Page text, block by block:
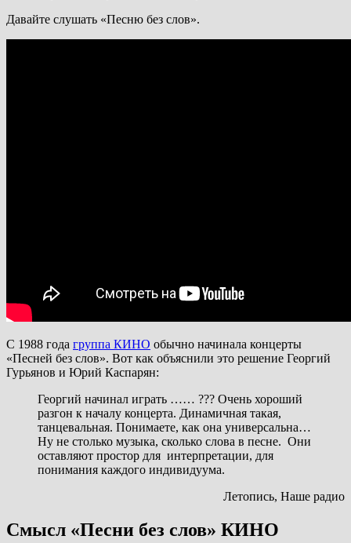
Давайте слушать «Песню без слов».
С 1988 года группа КИНО обычно начинала концерты
«Песней без слов». Вот как объяснили это решение Георгий
Гурьянов и Юрий Каспарян:
Георгий начинал играть …… ??? Очень хороший
разгон к началу концерта. Динамичная такая,
танцевальная. Понимаете, как она универсальна…
Ну не столько музыка, сколько слова в песне. Они
оставляют простор для интерпретации, для
понимания каждого индивидуума.
Летопись, Наше радио
Смысл «Песни без слов» КИНО